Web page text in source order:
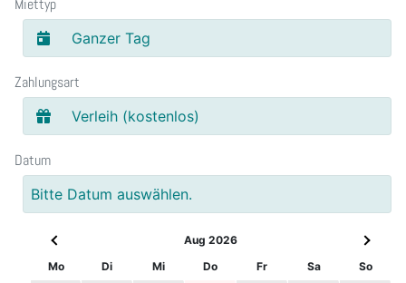
Miettyp
Ganzer Tag
Zahlungsart
Verleih (kostenlos)
Datum
Bitte Datum auswählen.
Aug 2026
Mo
Di Mi Do Fr Sa
So